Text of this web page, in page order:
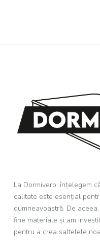
La Dormivero, înțelegem
calitate este esențial
dumneavoastră. De
fine materiale și am
pentru a crea saltelele